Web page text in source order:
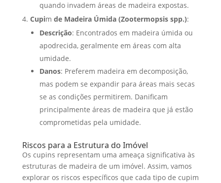
quando invadem áreas de madeira expostas.
Cupim de Madeira Úmida (Zootermopsis spp.):
Descrição: Encontrados em madeira úmida ou
apodrecida, geralmente em áreas com alta
umidade.
Danos: Preferem madeira em decomposição,
mas podem se expandir para áreas mais secas
se as condições permitirem. Danificam
principalmente áreas de madeira que já estão
comprometidas pela umidade.
Riscos para a Estrutura do Imóvel
Os cupins representam uma ameaça significativa às
estruturas de madeira de um imóvel. Assim, vamos
explorar os riscos específicos que cada tipo de cupim